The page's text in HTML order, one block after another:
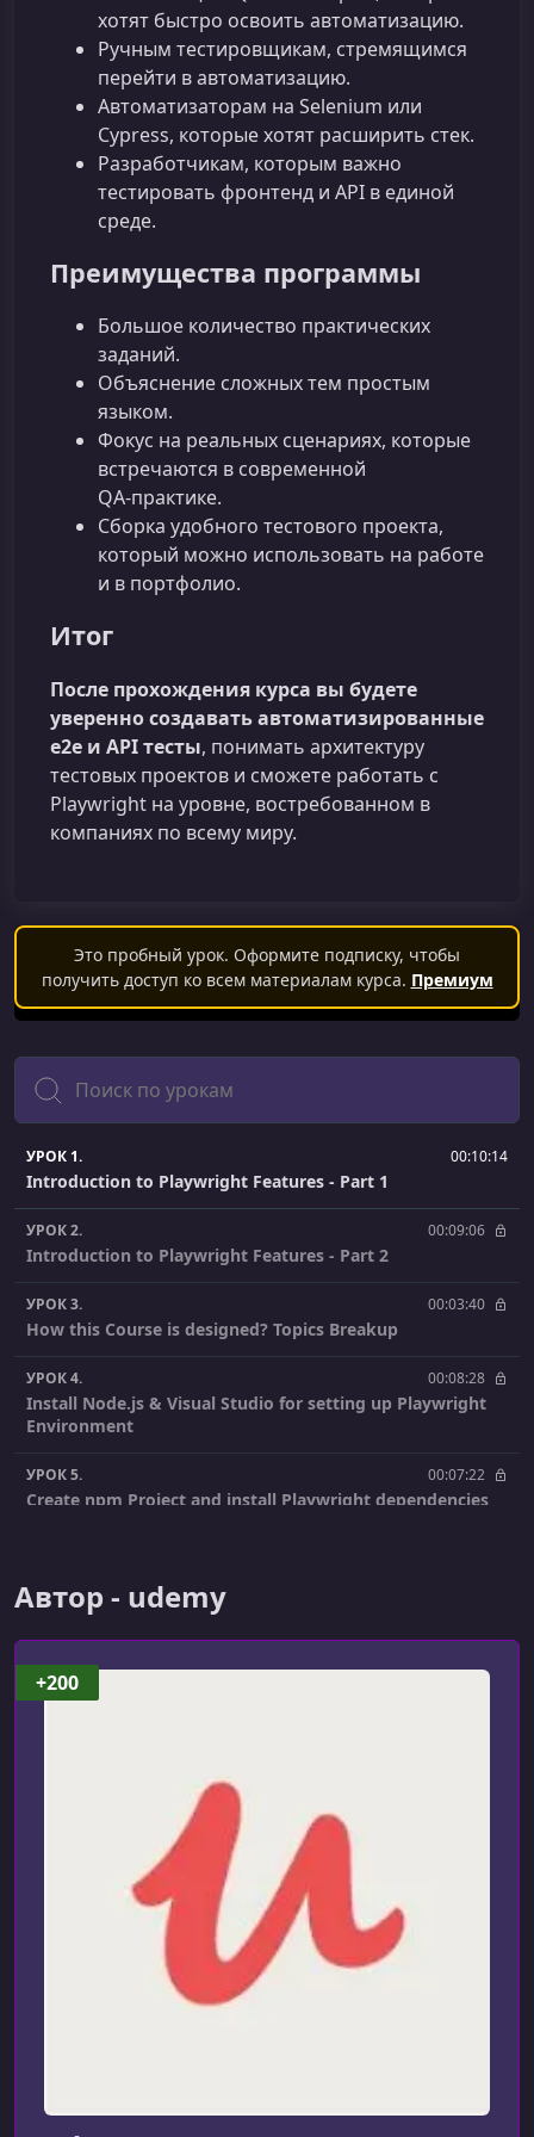
хотят быстро освоить автоматизацию.
Ручным тестировщикам, стремящимся
перейти в автоматизацию.
Автоматизаторам на Selenium или
Cypress, которые хотят расширить стек.
Разработчикам, которым важно
тестировать фронтенд и API в единой
среде.
Преимущества программы
Большое количество практических
заданий.
Объяснение сложных тем простым
языком.
Фокус на реальных сценариях, которые
встречаются в современной
QA‑практике.
Сборка удобного тестового проекта,
который можно использовать на работе
и в портфолио.
Итог
После прохождения курса вы будете
уверенно создавать автоматизированные
e2e и API тесты, понимать архитектуру
тестовых проектов и сможете работать с
Playwright на уровне, востребованном в
компаниях по всему миру.
Это пробный урок. Оформите подписку, чтобы
получить доступ ко всем материалам курса. Премиум
Поиск
УРОК 1. 00:10:14
Introduction to Playwright Features - Part 1
УРОК 2. 00:09:06
Introduction to Playwright Features - Part 2
УРОК 3. 00:03:40
How this Course is designed? Topics Breakup
УРОК 4. 00:08:28
Install Node.js & Visual Studio for setting up Playwright
Environment
УРОК 5. 00:07:22
Create npm Project and install Playwright dependencies
Importance of Playwright Test Annotation and async
await understanding
УРОК 7. 00:14:15
What is browser context and Page fixtures in Playwright ?
Importance of Playwright configuration file and its details
Running Playwright tests in multiple browsers - chrome,
Firefox 7 Webkit
Locators supported by playwright and how to type into
Автор - udemy
+200